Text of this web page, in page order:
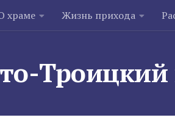
храме Жизнь прихода
Троицкий